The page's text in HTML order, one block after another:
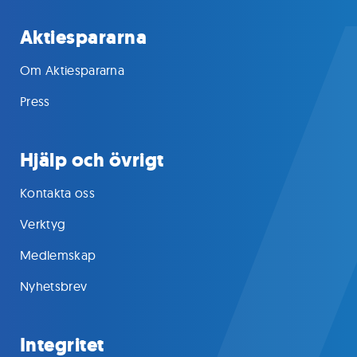
Aktiespararna
Om Aktiespararna
Press
Hjälp och övrigt
Kontakta oss
Verktyg
Medlemskap
Nyhetsbrev
Integritet